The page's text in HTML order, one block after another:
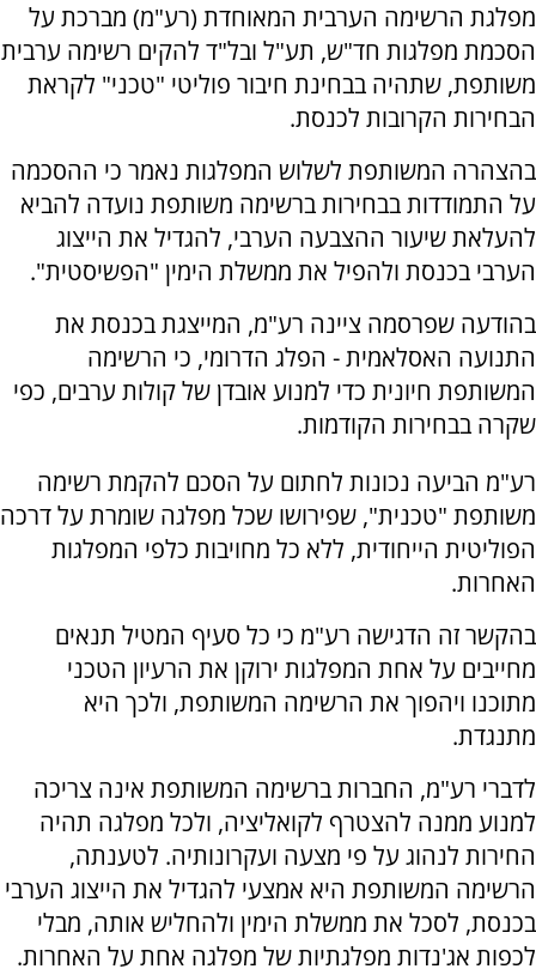
מפלגת הרשימה הערבית המאוחדת (רע"מ) מברכת על
הסכמת מפלגות חד"ש, תע"ל ובל"ד להקים רשימה ערבית
משותפת, שתהיה בבחינת חיבור פוליטי "טכני" לקראת
הבחירות הקרובות לכנסת.
בהצהרה המשותפת לשלוש המפלגות נאמר כי ההסכמה
על התמודדות בבחירות ברשימה משותפת נועדה להביא
להעלאת שיעור ההצבעה הערבי, להגדיל את הייצוג
הערבי בכנסת ולהפיל את ממשלת הימין "הפשיסטית".
בהודעה שפרסמה ציינה רע"מ, המייצגת בכנסת את
התנועה האסלאמית - הפלג הדרומי, כי הרשימה
המשותפת חיונית כדי למנוע אובדן של קולות ערבים, כפי
שקרה בבחירות הקודמות.
רע"מ הביעה נכונות לחתום על הסכם להקמת רשימה
משותפת "טכנית", שפירושו שכל מפלגה שומרת על דרכה
הפוליטית הייחודית, ללא כל מחויבות כלפי המפלגות
האחרות.
בהקשר זה הדגישה רע"מ כי כל סעיף המטיל תנאים
מחייבים על אחת המפלגות ירוקן את הרעיון הטכני
מתוכנו ויהפוך את הרשימה המשותפת, ולכך היא
מתנגדת.
לדברי רע"מ, החברות ברשימה המשותפת אינה צריכה
למנוע ממנה להצטרף לקואליציה, ולכל מפלגה תהיה
החירות לנהוג על פי מצעה ועקרונותיה. לטענתה,
הרשימה המשותפת היא אמצעי להגדיל את הייצוג הערבי
בכנסת, לסכל את ממשלת הימין ולהחליש אותה, מבלי
לכפות אג'נדות מפלגתיות של מפלגה אחת על האחרות.